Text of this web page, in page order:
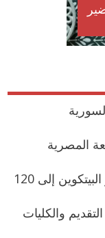
المصرية
ستاندرد تشارترد: توقعات بارتفاع اسعار البيتكوين إلى 120
وأماكن التقديم والكليات